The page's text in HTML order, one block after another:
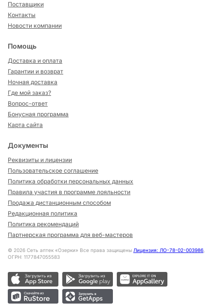
Поставщики
Контакты
Новости компании
Помощь
Доставка и оплата
Гарантии и возврат
Ночная доставка
Где мой заказ?
Вопрос-ответ
Бонусная программа
Карта сайта
Документы
Реквизиты и лицензии
Пользовательское соглашение
Политика обработки персональных данных
Правила участия в программе лояльности
Продажа дистанционным способом
Редакционная политика
Политика рекомендаций
Партнерская программа для веб-мастеров
© 2026 Сеть аптек «Озерки» Все права защищены Лицензия: ЛО-78-02-003986,
ОГРН: 1177847055583